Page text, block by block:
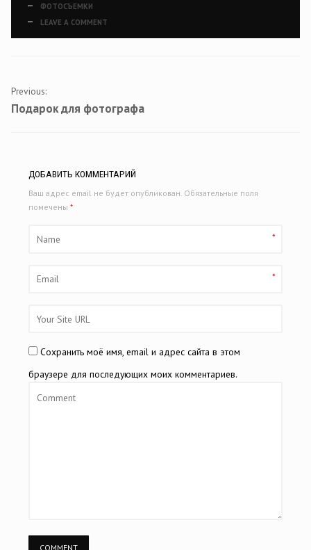
ФОТОСЪЕМКИ
LEAVE A COMMENT
Previous:
Подарок для фотографа
ДОБАВИТЬ КОММЕНТАРИЙ
Ваш адрес email не будет опубликован. Обязательные поля
помечены*
*
*
Сохранить моё имя, email и адрес сайта в этом
браузере для последующих моих комментариев.